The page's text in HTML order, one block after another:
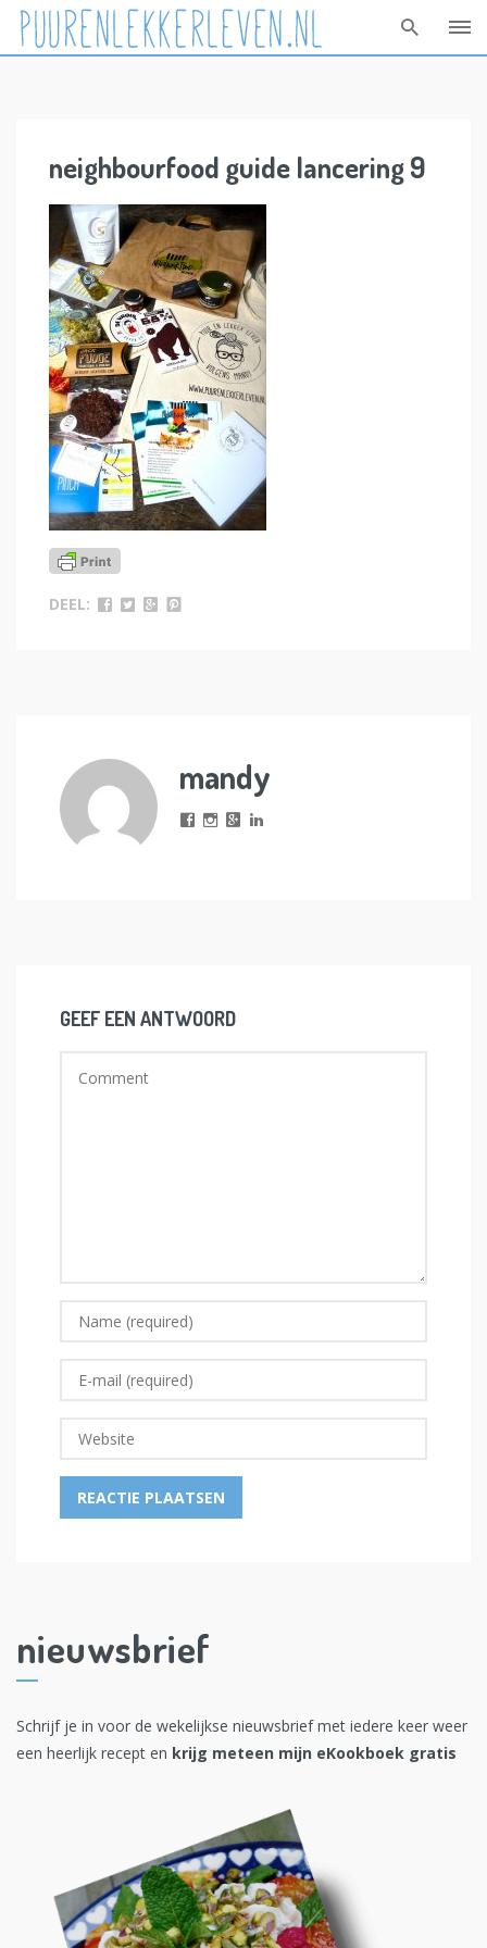
neighbourfood guide lancering 9
DEEL:
mandy
GEEF EEN ANTWOORD
nieuwsbrief
Schrijf je in voor de wekelijkse nieuwsbrief met iedere keer weer
een heerlijk recept en krijg meteen mijn eKookboek gratis